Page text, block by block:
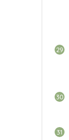
29
30
31